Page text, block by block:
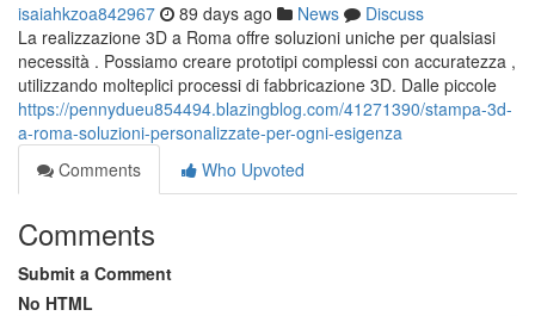
isaiahkzoa842967 89 days ago News
Discuss
La realizzazione 3D a Roma offre soluzioni uniche per qualsiasi
necessità . Possiamo creare prototipi complessi con accuratezza ,
utilizzando molteplici processi di fabbricazione 3D. Dalle piccole
https://pennydueu854494.blazingblog.com/41271390/stampa-3d-
a-roma-soluzioni-personalizzate-per-ogni-esigenza
Comments
Who Upvoted
Comments
Submit a Comment
No HTML